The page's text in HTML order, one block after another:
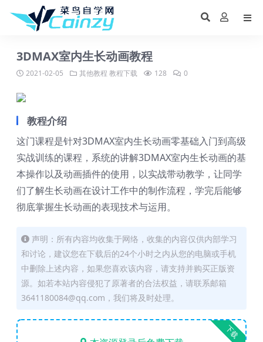
3DMAX室内生长动画教程
2021-02-05 其他教程 教程下载 128 0
教程介绍
这门课程是针对3DMAX室内生长动画零基础入门到高级
实战训练的课程，系统的讲解3DMAX室内生长动画的基
本操作以及动画插件的使用，以实战带动教学，让同学
们了解生长动画在设计工作中的制作流程，学完后能够
彻底掌握生长动画的表现技术与运用。
声明：所有内容均收集于网络，收集的内容仅供内部学习
和讨论，建议您在下载后的24个小时之内从您的电脑或手机
中删除上述内容，如果您喜欢该内容，请支持并购买正版资
源。如若本站内容侵犯了原著者的合法权益，请联系邮箱
3641180084@qq.com，我们将及时处理。
下载